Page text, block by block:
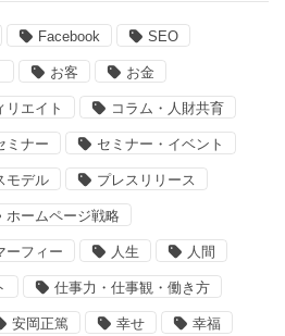
Facebook SEO
お客 お金
リエイト コラム・人財共育
ミナー セミナー・イベント
モデル プレスリリース
ホームページ戦略
ーフィー 人生 人間
仕事力・仕事観・働き方
安岡正篤 幸せ 幸福